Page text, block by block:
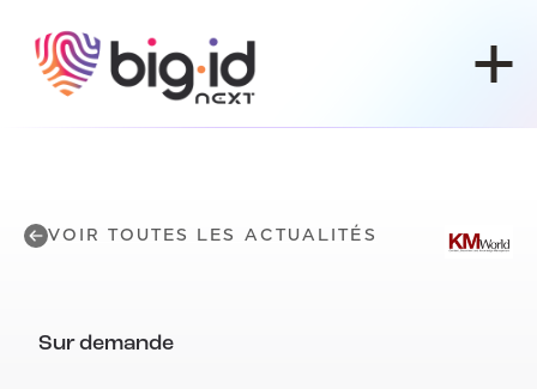
VOIR TOUTES LES ACTUALITÉS
Sur demande